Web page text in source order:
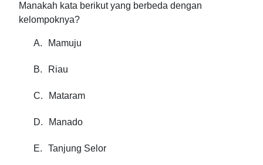
Manakah kata berikut yang berbeda dengan
kelompoknya?
A. Mamuju
B. Riau
C. Mataram
D. Manado
E. Tanjung Selor